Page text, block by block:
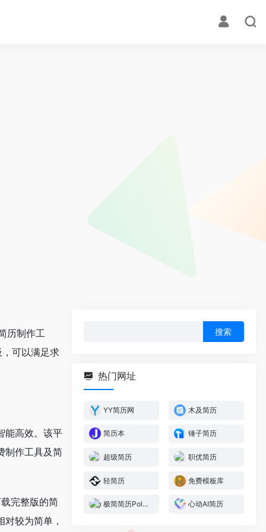
历制作工
可以满足求
能高效。该平
制作工具及简
完整版的简
较为简单，
热门网址
YY简历网 木及简历
简历本 锤子简历
超级简历 职优简历
轻简历 免费模板库
极简简历PoleBrief 心动AI简历